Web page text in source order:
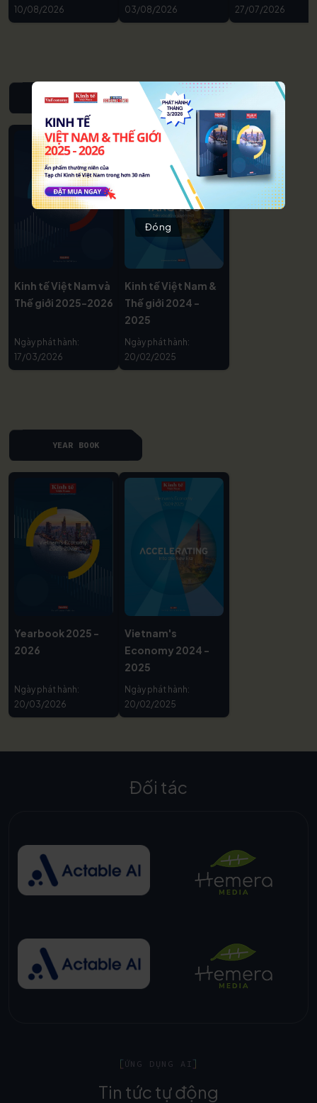
10/08/2026 03/08/2026 27/07/2026
NIÊN GIÁM KINH TẾ VIỆT NAM & THẾ GIỚI
Kinh tế Việt Nam và
Thế giới 2025-2026
Ngày phát hành:
17/03/2026
Kinh tế Việt Nam &
Thế giới 2024 -
2025
Ngày phát hành:
20/02/2025
YEAR BOOK
Yearbook 2025 -
2026
Ngày phát hành:
20/03/2026
Vietnam's
Economy 2024 -
2025
Ngày phát hành:
20/02/2025
Đối tác
ỨNG DỤNG AI
Tin tức tự động
Đóng